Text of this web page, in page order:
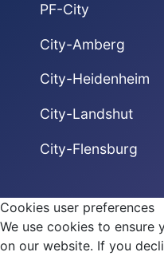
PF-City
City-Amberg
City-Heidenheim
City-Landshut
City-Flensburg
Cookies user preferences
We use cookies to ensure
on our website. If you